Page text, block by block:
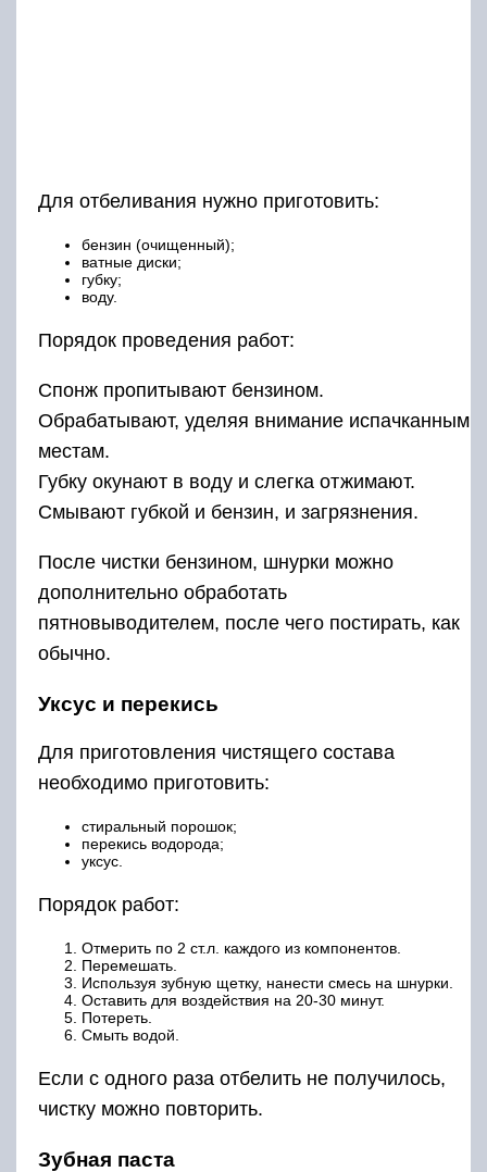
Для отбеливания нужно приготовить:
бензин (очищенный);
ватные диски;
губку;
воду.
Порядок проведения работ:
Спонж пропитывают бензином.
Обрабатывают, уделяя внимание испачканным
местам.
Губку окунают в воду и слегка отжимают.
Смывают губкой и бензин, и загрязнения.
После чистки бензином, шнурки можно
дополнительно обработать
пятновыводителем, после чего постирать, как
обычно.
Уксус и перекись
Для приготовления чистящего состава
необходимо приготовить:
стиральный порошок;
перекись водорода;
уксус.
Порядок работ:
Отмерить по 2 ст.л. каждого из компонентов.
Перемешать.
Используя зубную щетку, нанести смесь на шнурки.
Оставить для воздействия на 20-30 минут.
Потереть.
Смыть водой.
Если с одного раза отбелить не получилось,
чистку можно повторить.
Зубная паста